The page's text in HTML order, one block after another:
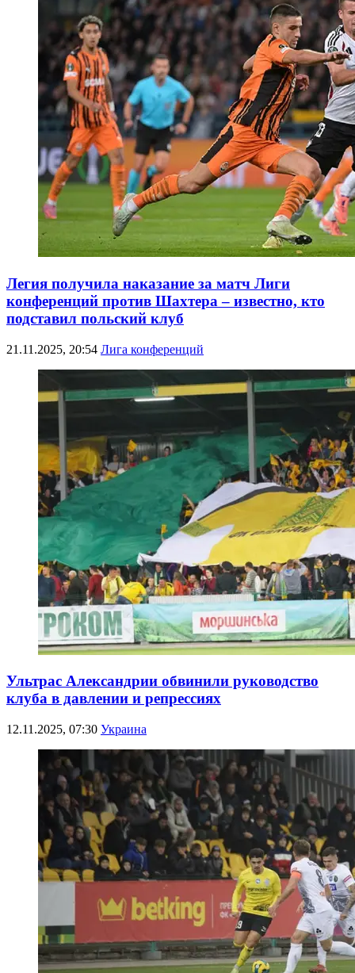
Легия получила наказание за матч Лиги
конференций против Шахтера – известно, кто
подставил польский клуб
21.11.2025, 20:54 Лига конференций
Ультрас Александрии обвинили руководство
клуба в давлении и репрессиях
12.11.2025, 07:30 Украина